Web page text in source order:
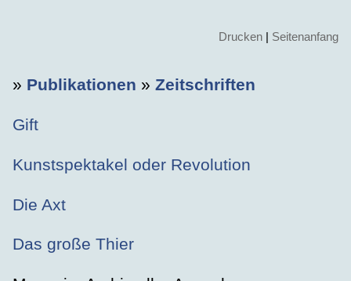
Drucken | Seitenanfang
» Publikationen » Zeitschriften
Gift
Kunstspektakel oder Revolution
Die Axt
Das große Thier